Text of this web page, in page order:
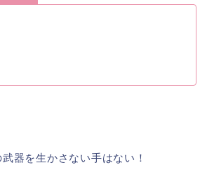
器を生かさない手はない！